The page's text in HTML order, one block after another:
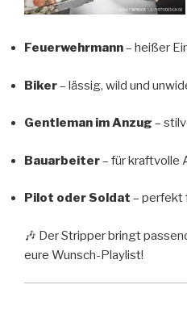
Feuerwehrmann– heißer
Biker– lässig, wild und
Gentleman im Anzug –
Bauarbeiter– für kraftvolle
Pilot oder Soldat – perfekt
🎶 Der Stripper bringt
eure Wunsch-Playlist!